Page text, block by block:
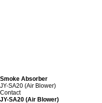
Smoke Absorber
JY-SA20 (Air Blower)
Contact
JY-SA20 (Air Blower)